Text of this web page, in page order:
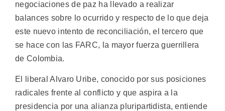
negociaciones de paz ha llevado a realizar
balances sobre lo ocurrido y respecto de lo que deja
este nuevo intento de reconciliación, el tercero que
se hace con las FARC, la mayor fuerza guerrillera
de Colombia.
El liberal Alvaro Uribe, conocido por sus posiciones
radicales frente al conflicto y que aspira a la
presidencia por una alianza pluripartidista, entiende